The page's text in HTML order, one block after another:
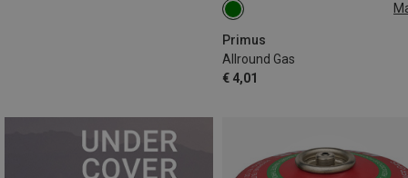
Primus
Allround Gas
€ 4,01
135G